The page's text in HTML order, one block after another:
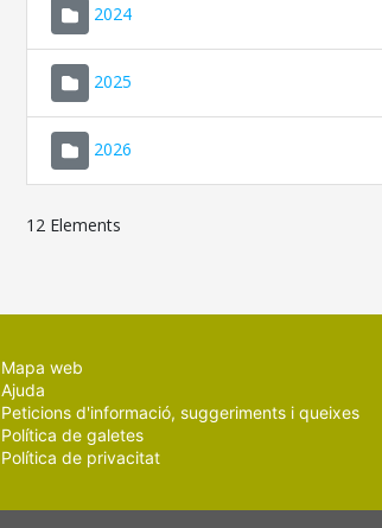
2024
2025
2026
12 Elements
Mapa web
Ajuda
Peticions d'informació, suggeriments i queixes
Política de galetes
Política de privacitat